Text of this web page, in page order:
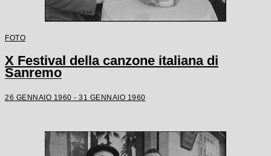
FOTO
X Festival della canzone italiana di
Sanremo
26 GENNAIO 1960 - 31 GENNAIO 1960